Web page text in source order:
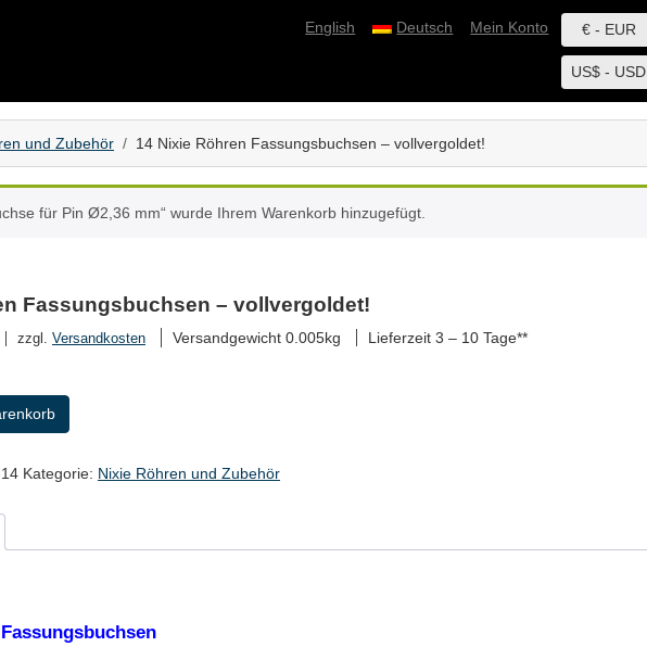
English
Deutsch Mein Konto € - EUR
US$ - USD
und Zubehör 14 Nixie Röhren Fassungsbuchsen – vollvergoldet!
für Pin Ø2,36 mm“ wurde Ihrem Warenkorb hinzugefügt.
Fassungsbuchsen – vollvergoldet!
zzgl. Versandkosten Versandgewicht 0.005kg Lieferzeit 3 – 10 Tage**
Kategorie: Nixie Röhren und Zubehör